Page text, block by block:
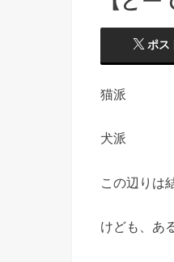
ポス
猫派
犬派
この辺りは
けども、あ